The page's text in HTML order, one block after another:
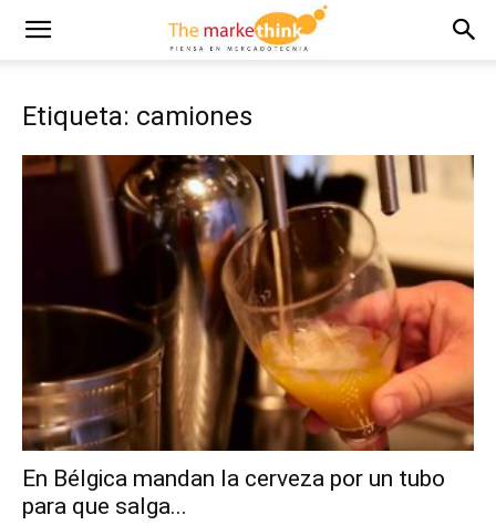
Etiqueta: camiones
En Bélgica mandan la cerveza por un tubo
para que salga...